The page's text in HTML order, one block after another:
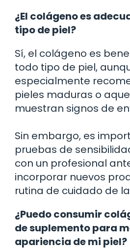
¿El colágeno es
tipo de piel?
Sí, el colágeno es
todo tipo de piel,
especialmente
pieles maduras o
muestran signos de
Sin embargo, es
pruebas de
con un profesional
incorporar nuevos
rutina de cuidado de
¿Puedo consumir
de suplemento para
apariencia de mi piel?